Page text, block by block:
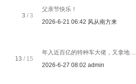
3 / 3
父亲节快乐！
2026-6-21 06:42 风从南方来
13 / 15
年入近百亿的特种车大佬，又拿地 ...
2026-6-27 08:02 admin